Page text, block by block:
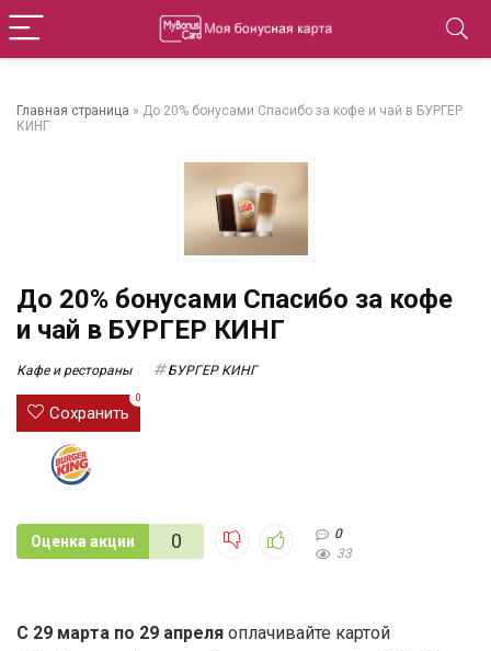
Главная страница » До 20% бонусами Спасибо за кофе и чай в БУРГЕР
КИНГ
До 20% бонусами Спасибо за кофе
и чай в БУРГЕР КИНГ
Кафе и рестораны БУРГЕР КИНГ
Сохранить
0
Оценка акции 0
0
33
C 29 марта по 29 апреля оплачивайте картой